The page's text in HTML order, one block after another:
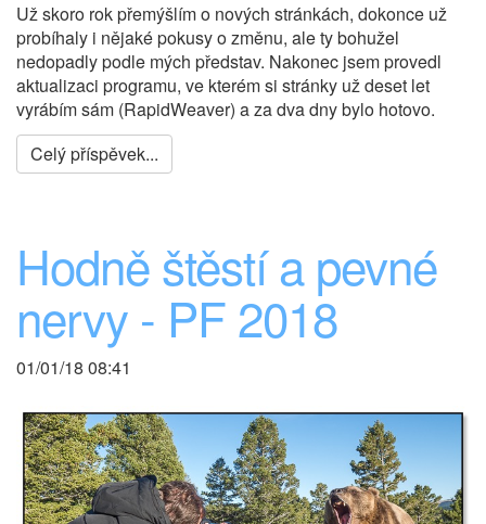
Už skoro rok přemýšlím o nových stránkách, dokonce už
probíhaly i nějaké pokusy o změnu, ale ty bohužel
nedopadly podle mých představ. Nakonec jsem provedl
aktualizaci programu, ve kterém si stránky už deset let
vyrábím sám (RapidWeaver) a za dva dny bylo hotovo.
Celý příspěvek...
Hodně štěstí a pevné
nervy - PF 2018
01/01/18 08:41